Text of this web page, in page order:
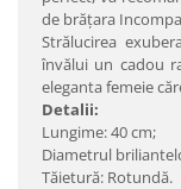
de brăţara
Strălucirea
învălui un cadou
eleganta femeie
Detalii:
Lungime: 40 cm;
Diametrul
Tăietură: Rotundă.